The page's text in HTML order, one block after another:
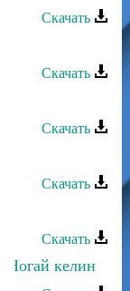
Скачать
Скачать
Скачать
Скачать
Скачать
Ногай келин